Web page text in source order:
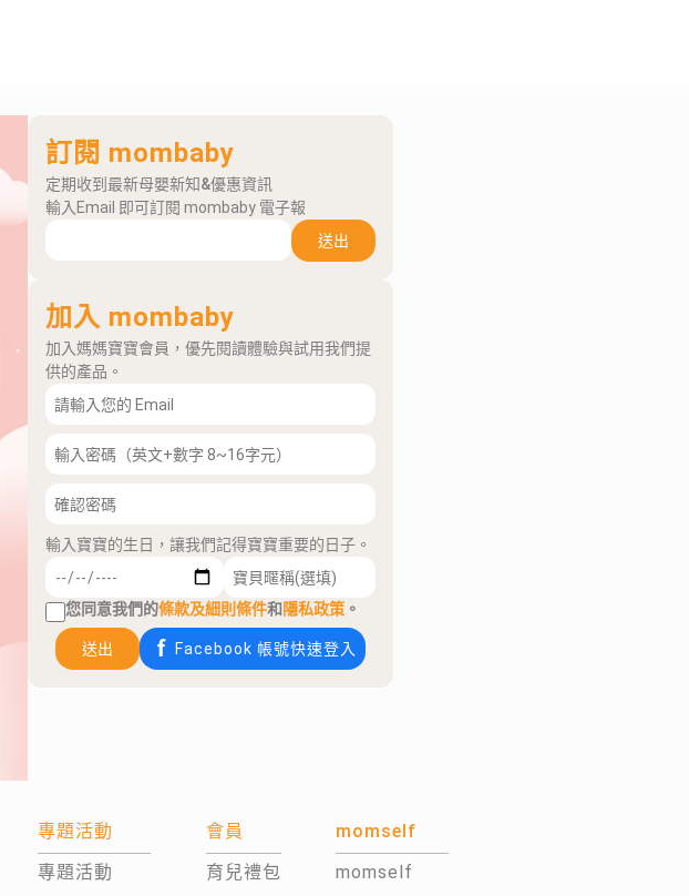
訂閱 mombaby
定期收到最新母嬰新知&優惠資訊
輸入Email 即可訂閱 mombaby 電子報
送出
加入 mombaby
加入媽媽寶寶會員，優先閱讀體驗與試用我們提
供的產品。
輸入寶寶的生日，讓我們記得寶寶重要的日子。
您同意我們的條款及細則條件和隱私政策 。
送出 Facebook 帳號快速登入
專題活動
專題活動
會員
育兒禮包
momself
momself